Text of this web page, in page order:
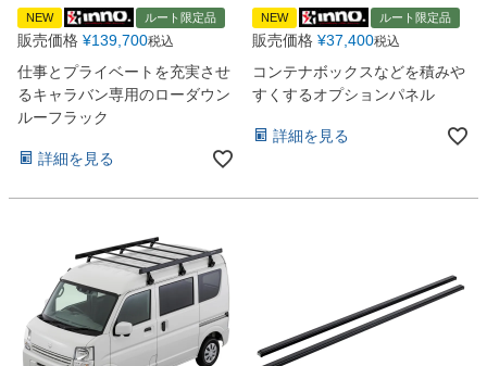
NEW ルート限定品
販売価格 ¥139,700税込
仕事とプライベートを充実させ
るキャラバン専用のローダウン
ルーフラック
詳細を見る
NEW ルート限定品
販売価格 ¥37,400税込
コンテナボックスなどを積みや
すくするオプションパネル
詳細を見る